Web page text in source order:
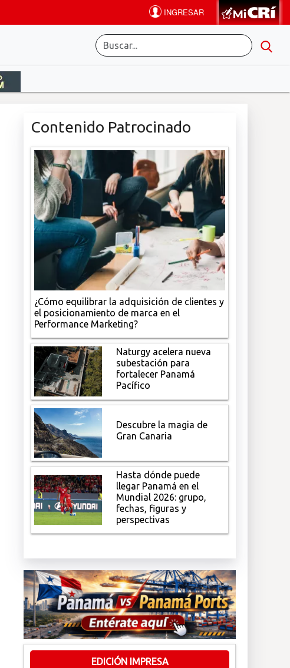
Contenido Patrocinado
¿Cómo equilibrar la adquisición de clientes y
el posicionamiento de marca en el
Performance Marketing?
Naturgy acelera nueva
subestación para
fortalecer Panamá
Pacífico
Descubre la magia de
Gran Canaria
Hasta dónde puede
llegar Panamá en el
Mundial 2026: grupo,
fechas, figuras y
perspectivas
EDICIÓN IMPRESA